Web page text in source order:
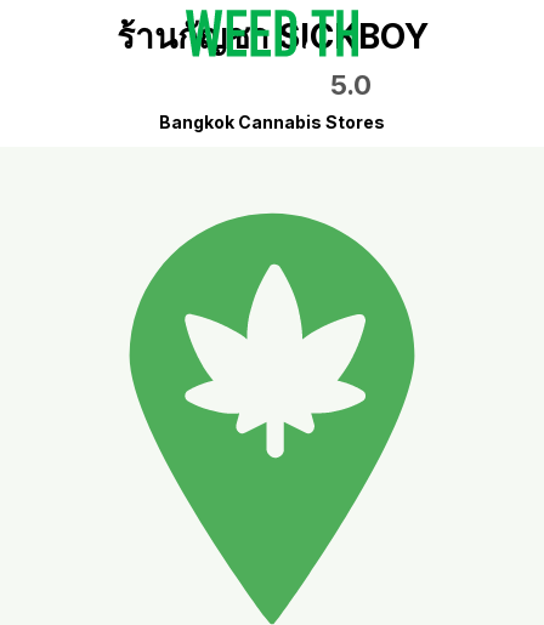
ร้านกัญชา SICKBOY
5.0
Bangkok Cannabis Stores